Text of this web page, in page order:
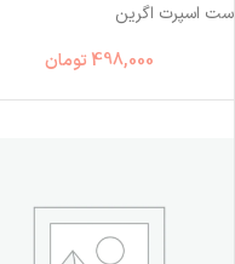
ست اسپرت اگرین
498,000 تومان